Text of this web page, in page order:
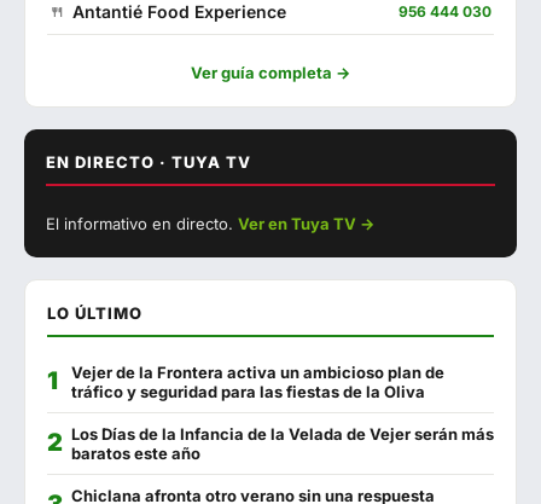
Antantié Food Experience 956 444 030
La Fontanilla 956 441 130
Restaurante Playa 956 440 197
El Mercado 956 444 551
La Plazuela Gastrobar 634 648 471
Kanaia 693 908 991
El Estadio 602 557 739
Ver guía completa →
EN DIRECTO · TUYA TV
EN DIRECTO
El informativo en directo. Ver en Tuya TV →
LO ÚLTIMO
Vejer de la Frontera activa un ambicioso plan de
tráfico y seguridad para las fiestas de la Oliva
Los Días de la Infancia de la Velada de Vejer serán más
baratos este año
Chiclana afronta otro verano sin una respuesta